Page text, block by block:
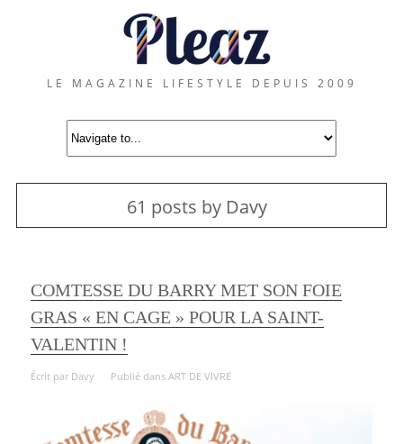
LE MAGAZINE LIFESTYLE DEPUIS 2009
61 posts by Davy
COMTESSE DU BARRY MET SON FOIE
GRAS « EN CAGE » POUR LA SAINT-
VALENTIN !
Écrit par Davy Publié dans ART DE VIVRE